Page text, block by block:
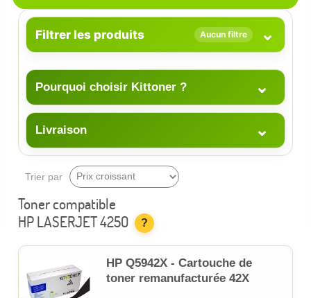
Filtrer les produits Aucun filtre ⌄
Pourquoi choisir Kittoner ? ⌄
Livraison ⌄
Trier par
Toner compatible
HP LASERJET 4250
?
HP Q5942X - Cartouche de
toner remanufacturée 42X